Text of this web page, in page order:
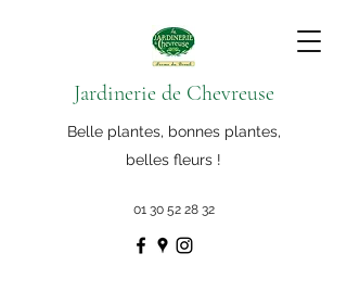
Jardinerie de Chevreuse
Belle plantes, bonnes plantes,
belles fleurs !
01 30 52 28 32